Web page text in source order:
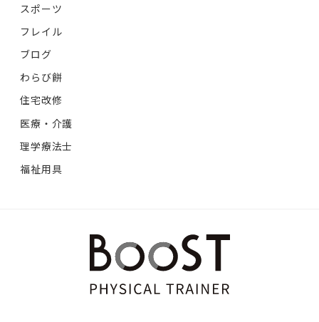
スポーツ
フレイル
ブログ
わらび餅
住宅改修
医療・介護
理学療法士
福祉用具